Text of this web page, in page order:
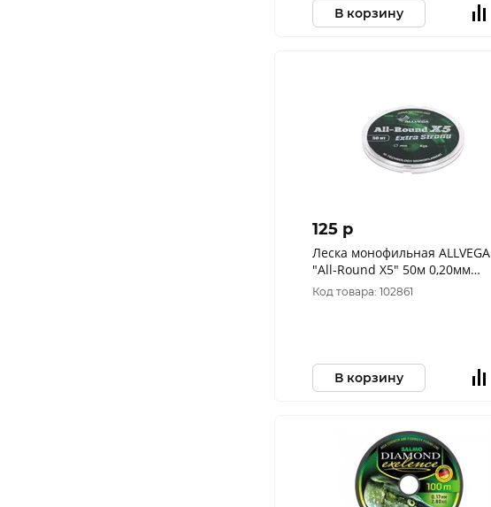
В корзину
125 p
Леска монофильная ALLVEGA
"All-Round X5" 50м 0,20мм
(4,89кг) прозрачная
Код товара: 102861
В корзину